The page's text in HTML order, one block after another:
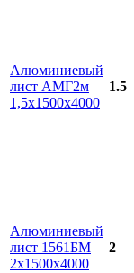
Алюминиевый
лист АМГ2м
1,5х1500х4000
1.5
Алюминиевый
лист 1561БМ
2х1500х4000
2